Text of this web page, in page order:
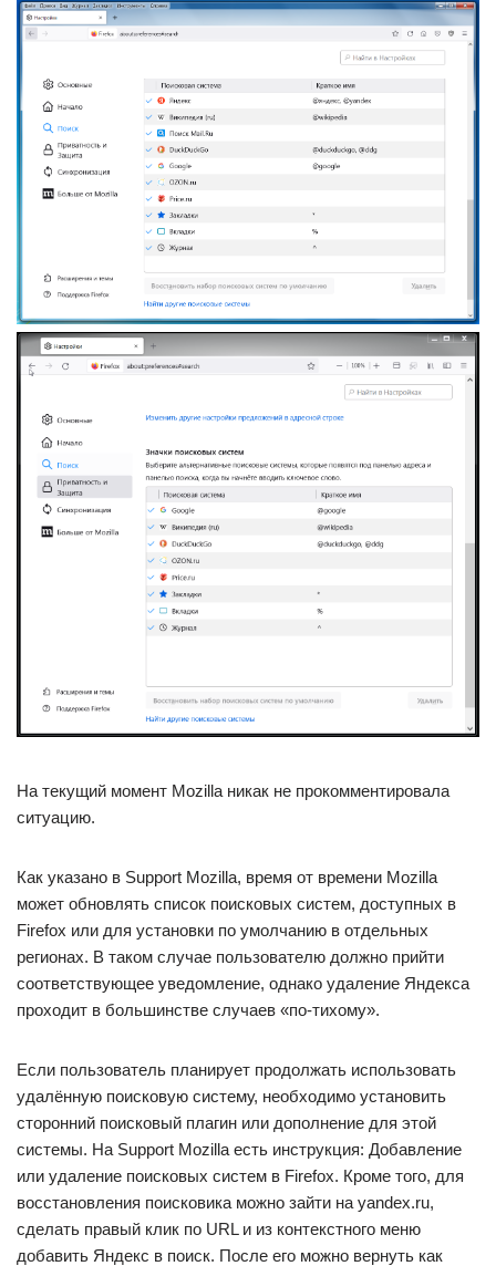
На текущий момент Mozilla никак не прокомментировала
ситуацию.
Как указано в Support Mozilla, время от времени Mozilla
может обновлять список поисковых систем, доступных в
Firefox или для установки по умолчанию в отдельных
регионах. В таком случае пользователю должно прийти
соответствующее уведомление, однако удаление Яндекса
проходит в большинстве случаев «по-тихому».
Если пользователь планирует продолжать использовать
удалённую поисковую систему, необходимо установить
сторонний поисковый плагин или дополнение для этой
системы. На Support Mozilla есть инструкция: Добавление
или удаление поисковых систем в Firefox. Кроме того, для
восстановления поисковика можно зайти на yandex.ru,
сделать правый клик по URL и из контекстного меню
добавить Яндекс в поиск. После его можно вернуть как